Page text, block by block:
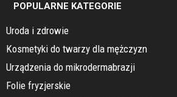
POPULARNE KATEGORIE
Uroda i zdrowie
Kosmetyki do twarzy dla mężczyzn
Urządzenia do mikrodermabrazji
Folie fryzjerskie